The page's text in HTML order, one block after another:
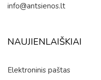
info@antsienos.lt
NAUJIENLAIŠKIAI
Elektroninis paštas